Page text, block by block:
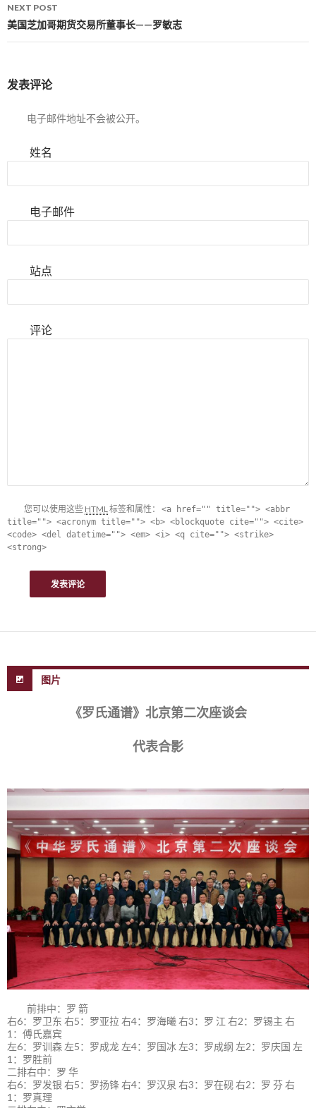
NEXT POST
美国芝加哥期货交易所董事长——罗敏志
发表评论
电子邮件地址不会被公开。
姓名
电子邮件
站点
评论
您可以使用这些 HTML标签和属性： <a href="" title=""> <abbr
title=""> <acronym title=""> <b> <blockquote cite=""> <cite>
<code> <del datetime=""> <em> <i> <q cite=""> <strike>
<strong>
图片
《罗氏通谱》北京第二次座谈会
代表合影
前排中：罗 箭
右6：罗卫东 右5：罗亚拉 右4：罗海曦 右3：罗 江 右2：罗锡主 右
1：傅氏嘉宾
左6：罗训森 左5：罗成龙 左4：罗国冰 左3：罗成纲 左2：罗庆国 左
1：罗胜前
二排右中：罗 华
右6：罗发银 右5：罗扬锋 右4：罗汉泉 右3：罗在砚 右2：罗 芬 右
1：罗真理